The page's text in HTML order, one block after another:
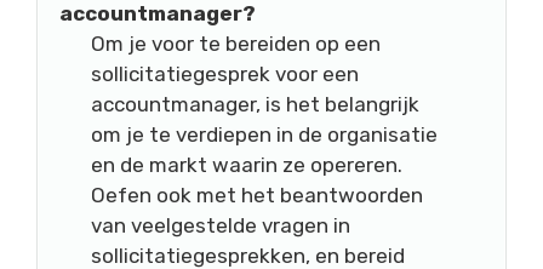
accountmanager?
Om je voor te bereiden op een
sollicitatiegesprek voor een
accountmanager, is het belangrijk
om je te verdiepen in de organisatie
en de markt waarin ze opereren.
Oefen ook met het beantwoorden
van veelgestelde vragen in
sollicitatiegesprekken, en bereid